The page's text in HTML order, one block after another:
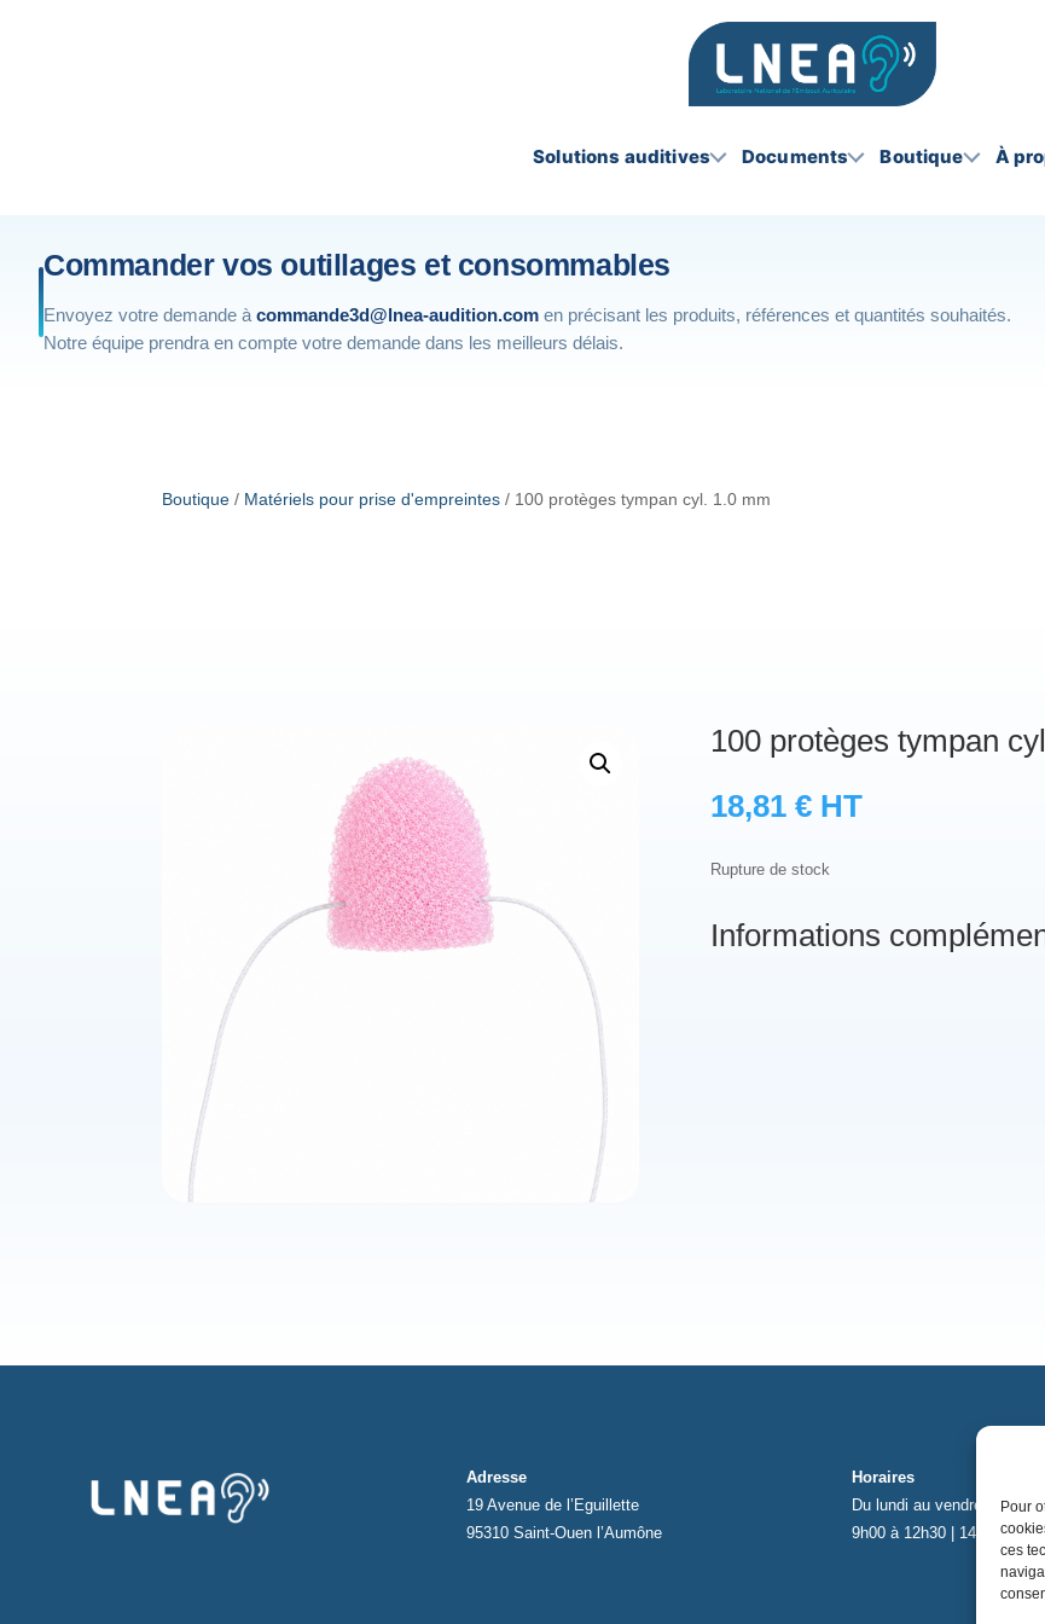
Pour
ces
Solutions auditives Documents Boutique À
Commander vos outillages et consommables
Envoyez votre demande à commande3d@lnea-audition.com en précisant les produits, références et quantités souhaités.
Notre équipe prendra en compte votre demande dans les meilleurs délais.
Boutique / Matériels pour prise d'empreintes / 100 protèges tympan cyl. 1.0 mm
100 protèges tympan
18,81€ HT
Rupture de stock
Informations
Adresse
19 Avenue de l’Eguillette
95310 Saint-Ouen l’Aumône
Horaires
Du lundi au vendredi
9h00 à 12h30 | 14h00 à